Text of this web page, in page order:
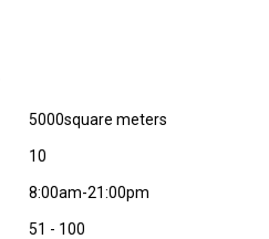
5000square meters
10
8:00am-21:00pm
51 - 100